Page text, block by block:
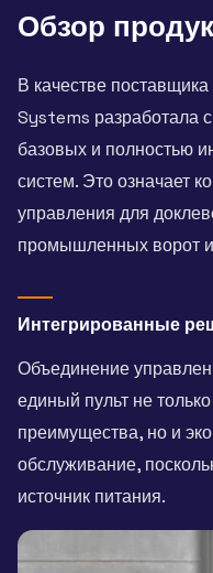
Обзор
В качестве
Systems разработала
базовых и полностью
систем. Это означает
управления для
промышленных ворот и
Интегрированные
Объединение
единый пульт не
преимущества, но и
обслуживание,
источник питания.